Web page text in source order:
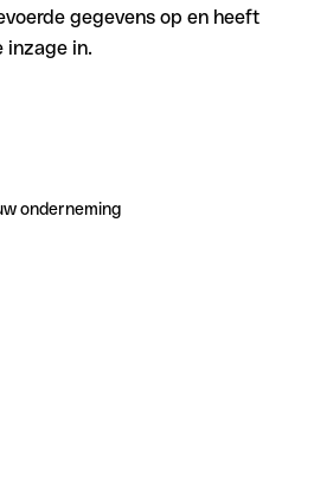
gegevens op en heeft
inzage in.
onderneming